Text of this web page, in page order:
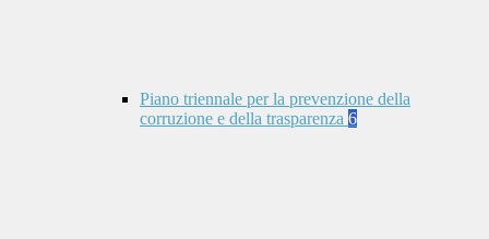
Piano triennale per la prevenzione della
corruzione e della trasparenza 6